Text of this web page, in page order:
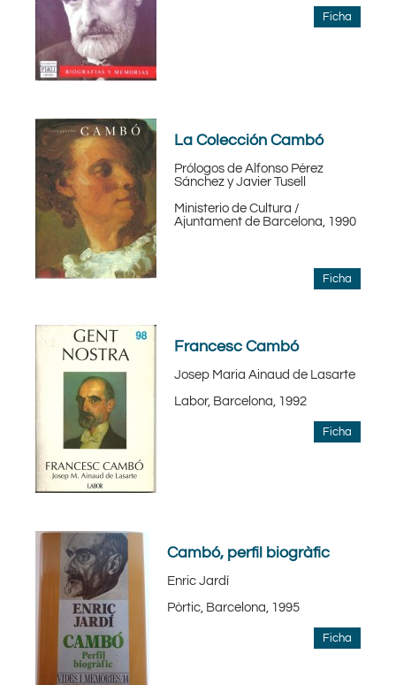
Ficha
La Colección Cambó
Prólogos de Alfonso Pérez
Sánchez y Javier Tusell
Ministerio de Cultura /
Ajuntament de Barcelona, 1990
Ficha
Francesc Cambó
Josep Maria Ainaud de Lasarte
Labor, Barcelona, 1992
Ficha
Cambó, perfil biogràfic
Enric Jardí
Pòrtic, Barcelona, 1995
Ficha